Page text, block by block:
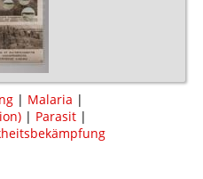
| Malaria |
| Parasit |